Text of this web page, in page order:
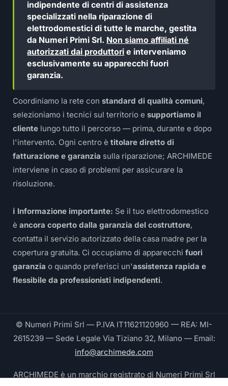
indipendente di centri di assistenza
specializzati nella riparazione di
elettrodomestici di tutte le marche, gestita
da Numeri Primi Srl. Non siamo affiliati né
autorizzati dai produttori e interveniamo
esclusivamente su apparecchi fuori
garanzia.
Coordiniamo la rete constandard di qualità comuni,
selezioniamo i tecnici sul territorio esupportiamo il
cliente lungo tutto il percorso — prima, durante e dopo
l'intervento. Ogni centro ètitolare diretto di
fatturazione e garanzia sulla riparazione; ARCHIMEDE
interviene in caso di problemi per assicurare la
risoluzione.
ℹ️ Informazione importante: Se il tuo elettrodomestico
èancora coperto dalla garanzia del costruttore,
contatta il servizio autorizzato della casa madre per la
copertura gratuita. Ci occupiamo di apparecchifuori
garanzia o quando preferisci un'assistenza rapida e
flessibile da professionisti indipendenti.
© Numeri Primi Srl — P.IVA IT11621120960 — REA: MI-
2615239 — Sede Legale Via Tiziano 32, Milano — Email:
info@archimede.com
ARCHIMEDE è un marchio registrato di Numeri Primi Srl